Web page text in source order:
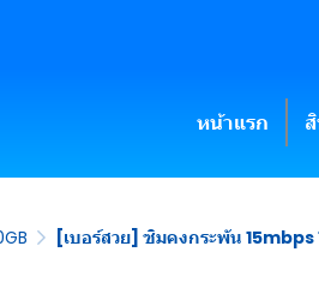
หน้าแรก
[เบอร์สวย] ซิมคงกระพัน 15mbps